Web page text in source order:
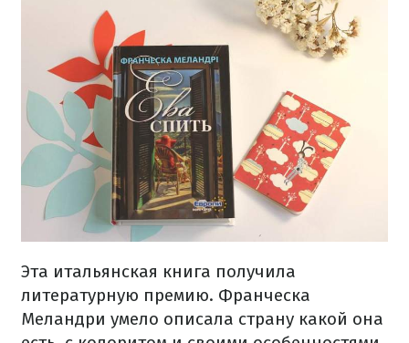
Эта итальянская книга получила
литературную премию. Франческа
Меландри умело описала страну какой она